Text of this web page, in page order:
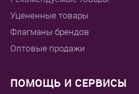
Уцененные товары
Флагманы брендов
Оптовые продажи
ПОМОЩЬ И СЕРВИСЫ